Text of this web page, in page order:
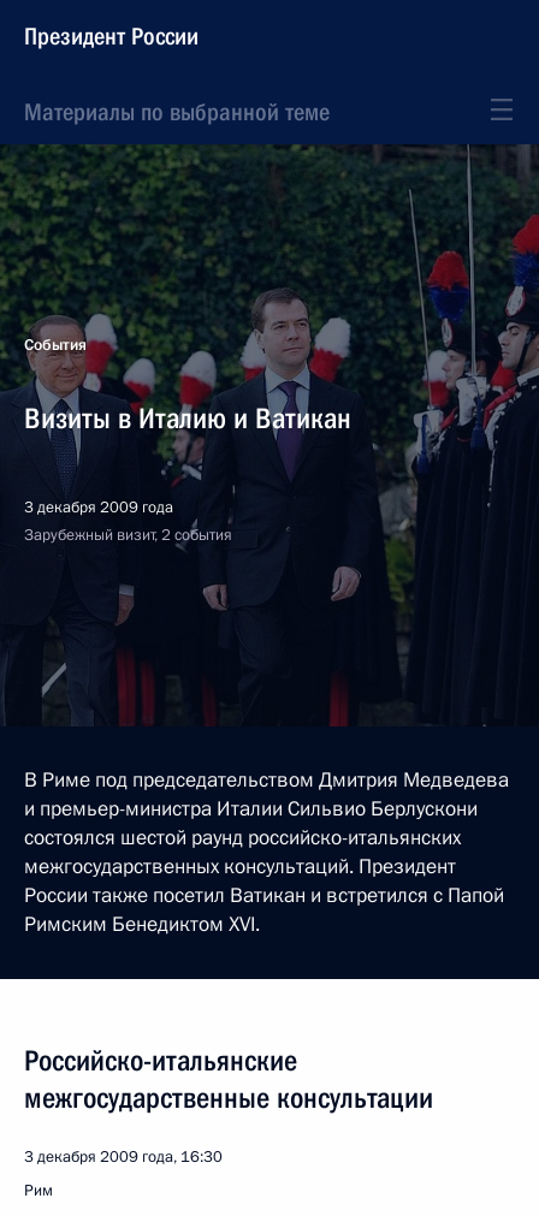
Президент России
Материалы по выбранной теме
События
Визиты в Италию и Ватикан
3 декабря 2009 года
Зарубежный визит, 2 события
В Риме под председательством Дмитрия Медведева
и премьер-министра Италии Сильвио Берлускони
состоялся шестой раунд российско-итальянских
межгосударственных консультаций. Президент
России также посетил Ватикан и встретился с Папой
Римским Бенедиктом XVI.
Российско-итальянские
межгосударственные консультации
3 декабря 2009 года, 16:30
Рим